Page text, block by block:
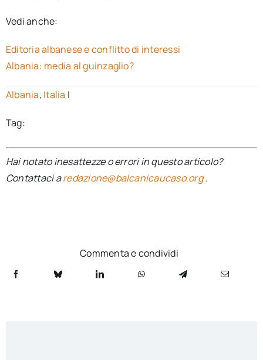
Vedi anche:
Editoria albanese e conflitto di interessi
Albania: media al guinzaglio?
Albania, Italia |
Tag:
Hai notato inesattezze o errori in questo articolo?
Contattaci aredazione@balcanicaucaso.org.
Commenta e condividi